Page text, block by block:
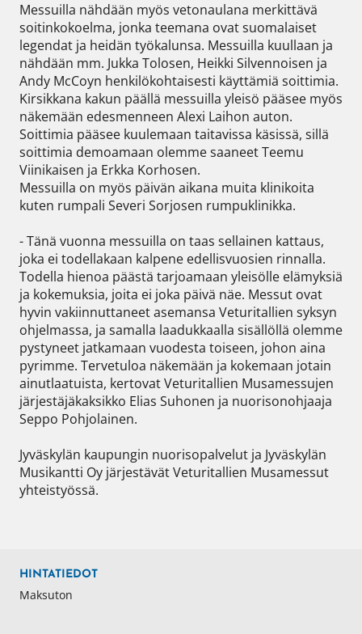
Messuilla nähdään myös vetonaulana merkittävä
soitinkokoelma, jonka teemana ovat suomalaiset
legendat ja heidän työkalunsa. Messuilla kuullaan ja
nähdään mm. Jukka Tolosen, Heikki Silvennoisen ja
Andy McCoyn henkilökohtaisesti käyttämiä soittimia.
Kirsikkana kakun päällä messuilla yleisö pääsee myös
näkemään edesmenneen Alexi Laihon auton.
Soittimia pääsee kuulemaan taitavissa käsissä, sillä
soittimia demoamaan olemme saaneet Teemu
Viinikaisen ja Erkka Korhosen.
Messuilla on myös päivän aikana muita klinikoita
kuten rumpali Severi Sorjosen rumpuklinikka.
- Tänä vuonna messuilla on taas sellainen kattaus,
joka ei todellakaan kalpene edellisvuosien rinnalla.
Todella hienoa päästä tarjoamaan yleisölle elämyksiä
ja kokemuksia, joita ei joka päivä näe. Messut ovat
hyvin vakiinnuttaneet asemansa Veturitallien syksyn
ohjelmassa, ja samalla laadukkaalla sisällöllä olemme
pystyneet jatkamaan vuodesta toiseen, johon aina
pyrimme. Tervetuloa näkemään ja kokemaan jotain
ainutlaatuista, kertovat Veturitallien Musamessujen
järjestäjäkaksikko Elias Suhonen ja nuorisonohjaaja
Seppo Pohjolainen.
Jyväskylän kaupungin nuorisopalvelut ja Jyväskylän
Musikantti Oy järjestävät Veturitallien Musamessut
yhteistyössä.
HINTATIEDOT
Maksuton